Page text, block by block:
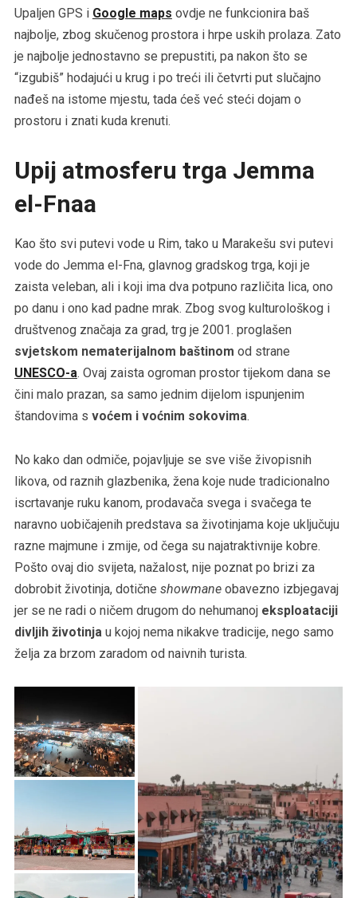
Upaljen GPS i Google maps ovdje ne funkcionira baš
najbolje, zbog skučenog prostora i hrpe uskih prolaza. Zato
je najbolje jednostavno se prepustiti, pa nakon što se
“izgubiš” hodajući u krug i po treći ili četvrti put slučajno
nađeš na istome mjestu, tada ćeš već steći dojam o
prostoru i znati kuda krenuti.
Upij atmosferu trga Jemma
el-Fnaa
Kao što svi putevi vode u Rim, tako u Marakešu svi putevi
vode do Jemma el-Fna, glavnog gradskog trga, koji je
zaista veleban, ali i koji ima dva potpuno različita lica, ono
po danu i ono kad padne mrak. Zbog svog kulturološkog i
društvenog značaja za grad, trg je 2001. proglašen
svjetskom nematerijalnom baštinom od strane
UNESCO-a. Ovaj zaista ogroman prostor tijekom dana se
čini malo prazan, sa samo jednim dijelom ispunjenim
štandovima s voćem i voćnim sokovima.
No kako dan odmiče, pojavljuje se sve više živopisnih
likova, od raznih glazbenika, žena koje nude tradicionalno
iscrtavanje ruku kanom, prodavača svega i svačega te
naravno uobičajenih predstava sa životinjama koje uključuju
razne majmune i zmije, od čega su najatraktivnije kobre.
Pošto ovaj dio svijeta, nažalost, nije poznat po brizi za
dobrobit životinja, dotične showmaneobavezno izbjegavaj
jer se ne radi o ničem drugom do nehumanoj eksploataciji
divljih životinja u kojoj nema nikakve tradicije, nego samo
želja za brzom zaradom od naivnih turista.